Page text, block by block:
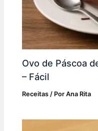
Ovo de Páscoa
– Fácil
Receitas / PorAna Rita